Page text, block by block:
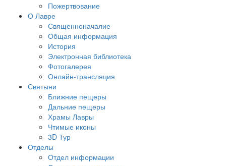
Пожертвование
О Лавре
Священноначалие
Общая информация
История
Электронная библиотека
Фотогалерея
Онлайн-трансляция
Святыни
Ближние пещеры
Дальние пещеры
Храмы Лавры
Чтимые иконы
3D Тур
Отделы
Отдел информации